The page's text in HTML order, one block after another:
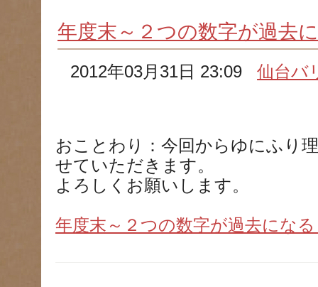
年度末～２つの数字が過去
2012年03月31日 23:09仙台バ
おことわり：今回からゆにふり
せていただきます。
よろしくお願いします。
年度末～２つの数字が過去にな